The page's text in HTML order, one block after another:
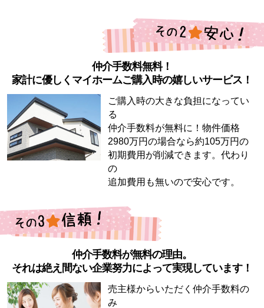
仲介手数料無料！
家計に優しくマイホームご購入時の嬉しいサービス！
ご購入時の大きな負担になってい
る
仲介手数料が無料に！物件価格
2980万円の場合なら約105万円の
初期費用が削減できます。代わり
の
追加費用も無いので安心です。
仲介手数料が無料の理由。
それは絶え間ない企業努力によって実現しています！
売主様からいただく仲介手数料の
み